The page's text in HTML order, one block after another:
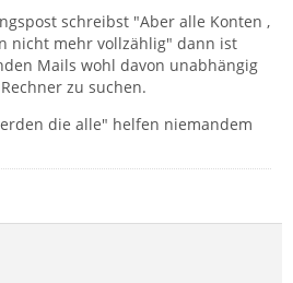
schreibst "Aber alle Konten ,
nicht mehr vollzählig" dann ist
Mails wohl davon unabhängig
zu suchen.
die alle" helfen niemandem